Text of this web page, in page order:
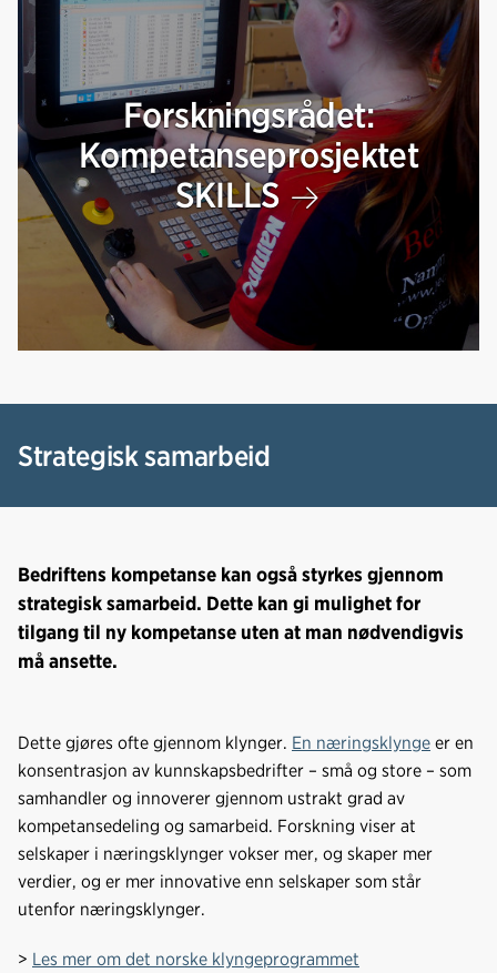
Forskningsrådet:
Kompetanseprosjektet
SKILLS
Strategisk samarbeid
Bedriftens kompetanse kan også styrkes gjennom
strategisk samarbeid. Dette kan gi mulighet for
tilgang til ny kompetanse uten at man nødvendigvis
må ansette.
Dette gjøres ofte gjennom klynger. En næringsklynge er en
konsentrasjon av kunnskapsbedrifter – små og store – som
samhandler og innoverer gjennom ustrakt grad av
kompetansedeling og samarbeid. Forskning viser at
selskaper i næringsklynger vokser mer, og skaper mer
verdier, og er mer innovative enn selskaper som står
utenfor næringsklynger.
> Les mer om det norske klyngeprogrammet